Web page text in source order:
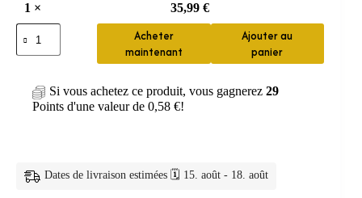
1 × 35,99 €
quantité
de
Porte-
dentaire
ergonomique
Acheter
maintenant
Ajouter au
panier
Si vous achetez ce produit, vous gagnerez 29
Points d'une valeur de 0,58 €!
Dates de livraison estimées 🗓️ 15. août - 18. août